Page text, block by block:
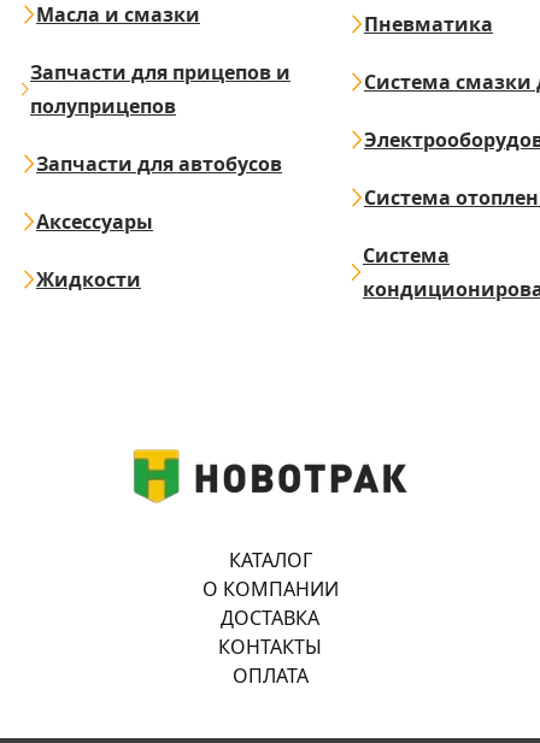
Масла и смазки
Запчасти для прицепов и
полуприцепов
Запчасти для автобусов
Аксессуары
Жидкости
Пневматика
Система смазки
Система
Система
КАТАЛОГ
О КОМПАНИИ
ДОСТАВКА
КОНТАКТЫ
ОПЛАТА